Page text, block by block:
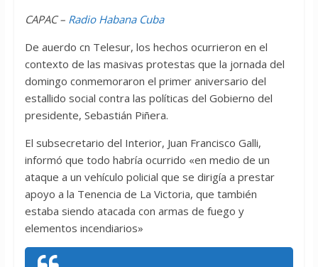
CAPAC – Radio Habana Cuba
De auerdo cn Telesur, los hechos ocurrieron en el
contexto de las masivas protestas que la jornada del
domingo conmemoraron el primer aniversario del
estallido social contra las políticas del Gobierno del
presidente, Sebastián Piñera.
El subsecretario del Interior, Juan Francisco Galli,
informó que todo habría ocurrido «en medio de un
ataque a un vehículo policial que se dirigía a prestar
apoyo a la Tenencia de La Victoria, que también
estaba siendo atacada con armas de fuego y
elementos incendiarios»